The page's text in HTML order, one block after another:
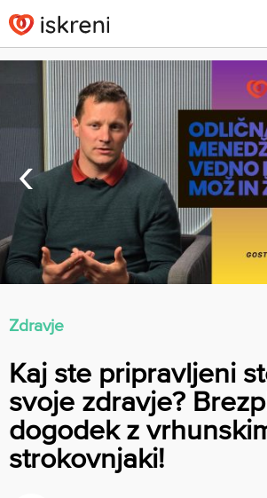
to
content
‹
Zdravje
Kaj ste pripravljeni
svoje zdravje?
dogodek z
strokovnjaki!